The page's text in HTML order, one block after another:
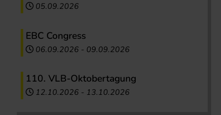
05.09.2026
EBC Congress
06.09.2026 - 09.09.2026
110. VLB-Oktobertagung
12.10.2026 - 13.10.2026